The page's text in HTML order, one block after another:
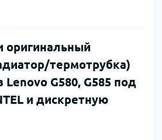
оригинальный
термотрубка)
G580, G585 под
и дискретную